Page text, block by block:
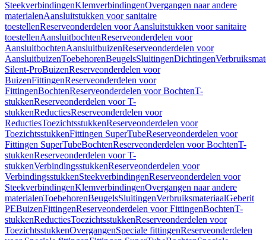
SteekverbindingenKlemverbindingenOvergangen naar andere
materialenAansluitstukken voor sanitaire
toestellenReserveonderdelen voor Aansluitstukken voor sanitaire
toestellenAansluitbochtenReserveonderdelen voor
AansluitbochtenAansluitbuizenReserveonderdelen voor
AansluitbuizenToebehorenBeugelsSluitingenDichtingen
Silent-ProBuizenReserveonderdelen voor
BuizenFittingenReserveonderdelen voor
FittingenBochtenReserveonderdelen voor BochtenT-
stukkenReserveonderdelen voor T-
stukkenReductiesReserveonderdelen voor
ReductiesToezichtsstukkenReserveonderdelen voor
ToezichtsstukkenFittingen SuperTubeReserveonderdelen voor
Fittingen SuperTubeBochtenReserveonderdelen voor BochtenT-
stukkenReserveonderdelen voor T-
stukkenVerbindingsstukkenReserveonderdelen voor
VerbindingsstukkenSteekverbindingenReserveonderdelen voor
SteekverbindingenKlemverbindingenOvergangen naar andere
materialenToebehorenBeugelsSluitingenVerbruiksmateriaalGeberit
PEBuizenFittingenReserveonderdelen voor FittingenBochtenT-
stukkenReductiesToezichtsstukkenReserveonderdelen voor
ToezichtsstukkenOvergangenSpeciale fittingenReserveonderdelen